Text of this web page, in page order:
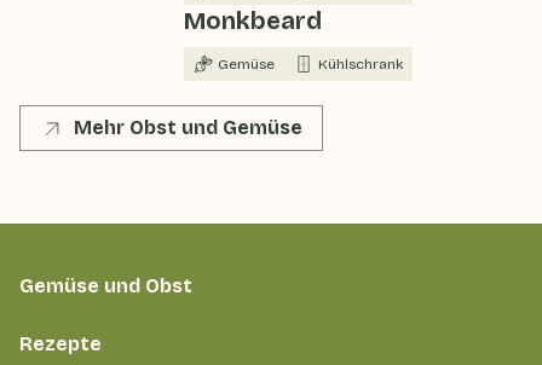
Monkbeard
Gemüse Kühlschrank
Mehr Obst und Gemüse
Gemüse und Obst
Rezepte